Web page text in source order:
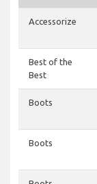
Accessorize
Best of the
Best
Boots
Boots